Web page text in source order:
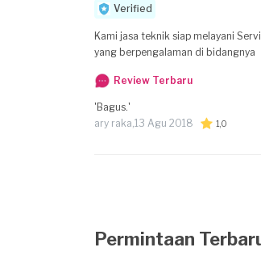
Verified
Kami jasa teknik siap melayani Service Service AC Service AC Perusahaan Service Mesin Cuci Service Kulkas Service Pompa Air Dengan
yang berpengalaman di bidangnya
Review Terbaru
'Bagus.'
ary raka,13 Agu 2018 1,0
Permintaan